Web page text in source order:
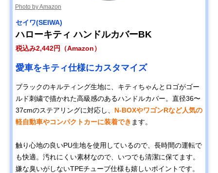
Photo by Amazon
セイワ(SEIWA)
ハローキティ ハンドルカバーBK
税込み2,442円（Amazon）
愛車をキティ仕様にカスタマイズ
ブラックのキルティング生地に、キティちゃんとロゴがゴー
ルド刺繍で描かれた高級感のあるハンドルカバー。直径36〜
37cmのステアリングに対応し、 N-BOXやワゴンRなど人気の
軽自動車やコンパクトカーに装着でき ます。
触り心地の良いPU生地を使用しているので、長時間の運転で
も快適。汚れにくい素材なので、いつでも清潔に保てます。
嫌な臭いがしないTPEチューブ仕様も嬉しいポイントです。